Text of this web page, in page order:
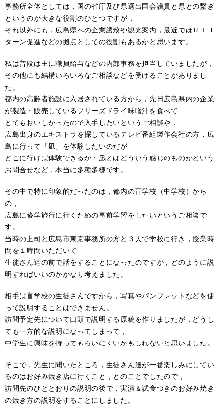
事務所全体としては，国の省庁及び県選出国会議員と県との繋ぎ
というのが大きな役割のひとつですが，
それ以外にも，広島県への企業誘致や観光案内，最近ではＵＩＪ
ターン促進などの拠点としての役割もあるかと思います。
私は普段は主に職員給与などの内部事務を担当していましたが，
その他にも結構いろいろなご相談などを受けることがありまし
た。
都内の高齢者施設に入居されている方から，先日広島県内の企業
が製造・販売しているフリーズドライ味噌汁を食べて
とてもおいしかったので入手したいというご相談や，
広島出身のエキストラを探しているテレビ番組製作会社の方，広
島に行って「凪」を体験したいのだが
どこに行けば体験できるか・凪とはどういう感じのものかという
お問合せなど，本当に多種多様です。
その中で特に印象的だったのは，都内の盲学校（中学校）から
の，
広島に修学旅行に行くための事前学習をしたいというご相談で
す。
当時の上司と広島市東京事務所の方と３人で学校に行き，授業時
間を１時間いただいて
生徒さん達の前で話をすることになったのですが，どのように説
明すればいいのかかなり考えました。
相手は盲学校の生徒さんですから，写真やパンフレットなどを使
って説明することはできません。
訪問予定先について口頭で説明する原稿を作りましたが，どうし
ても一方的な説明になってしまって，
中学生に興味を持ってもらいにくいかもしれないと思いました。
そこで，先生に聞いたところ，生徒さん達が一番楽しみにしてい
るのはお好み焼き店に行くこと，とのことでしたので，
訪問先のひととおりの説明の後で，実演＆試食つきのお好み焼き
の焼き方の説明をすることにしました。